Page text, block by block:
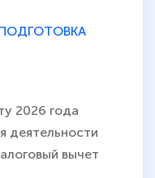
2026 года
деятельности
вычет